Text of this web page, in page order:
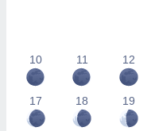
10 11 12
17 18 19